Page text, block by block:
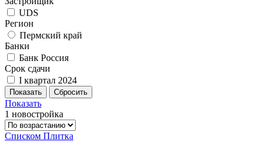
UDS
Регион
Пермский край
Банки
Банк Россия
Срок сдачи
I квартал 2024
Показать
1 новостройка
Списком Плитка